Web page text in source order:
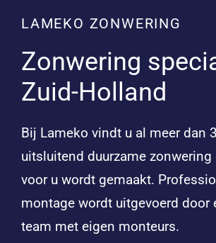
LAMEKO ZONWERING
Zonwering
Zuid-Holland
Bij Lameko vindt u al meer dan
uitsluitend duurzame
voor u wordt gemaakt.
montage wordt uitgevoerd door
team met eigen monteurs.